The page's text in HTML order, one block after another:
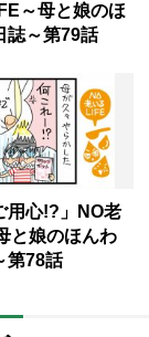
～母と娘のほ
誌～第79話
用心!?」NO老
と娘のほんわ
第78話